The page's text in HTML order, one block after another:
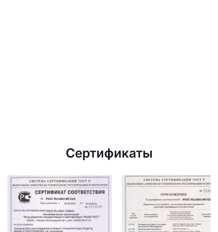
Сертификаты